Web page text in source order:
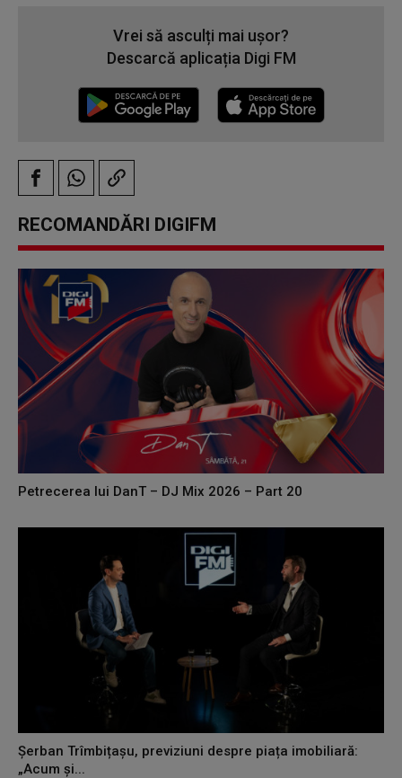
Vrei să asculți mai ușor?
Descarcă aplicația Digi FM
RECOMANDĂRI DIGIFM
Petrecerea lui DanT – DJ Mix 2026 – Part 20
Șerban Trîmbițașu, previziuni despre piața imobiliară:
„Acum și...